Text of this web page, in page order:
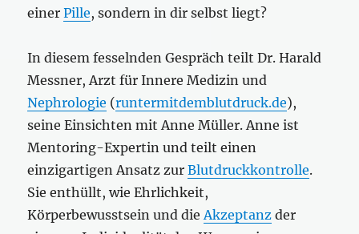
einerPille, sondern in dir selbst liegt?
In diesem fesselnden Gespräch teilt Dr. Harald
Messner, Arzt für Innere Medizin und
Nephrologie (runtermitdemblutdruck.de),
seine Einsichten mit Anne Müller. Anne ist
Mentoring-Expertin und teilt einen
einzigartigen Ansatz zurBlutdruckkontrolle.
Sie enthüllt, wie Ehrlichkeit,
Körperbewusstsein und dieAkzeptanz der